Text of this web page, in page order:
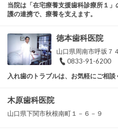
当院は「在宅療養支援歯科診療所１
護の連携で、療養を支えます。
徳本歯科医院
山口県周南市呼坂７
0833-91-6200
入れ歯のトラブルは、お気軽にご相談
木原歯科医院
山口県下関市秋根南町１－６－９